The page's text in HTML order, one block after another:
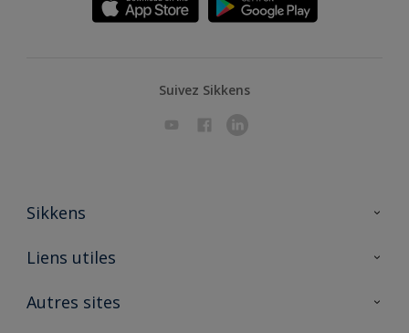
Suivez Sikkens
Sikkens
A propos de Sikkens
Liens utiles
Ouvrir un magasin PASS
Autres sites